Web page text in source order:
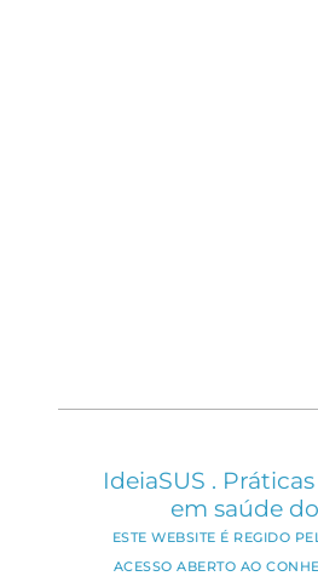
IdeiaSUS .
em saúde
ESTE WEBSITE É REGIDO
ACESSO ABERTO AO